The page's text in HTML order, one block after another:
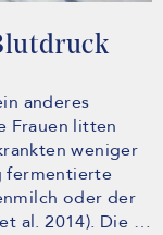
anderes
Frauen litten
weniger
fermentierte
oder der
al. 2014). Die …